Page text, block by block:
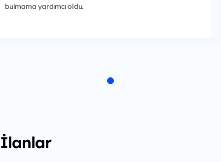
bulmama yardımcı oldu.
İlanlar